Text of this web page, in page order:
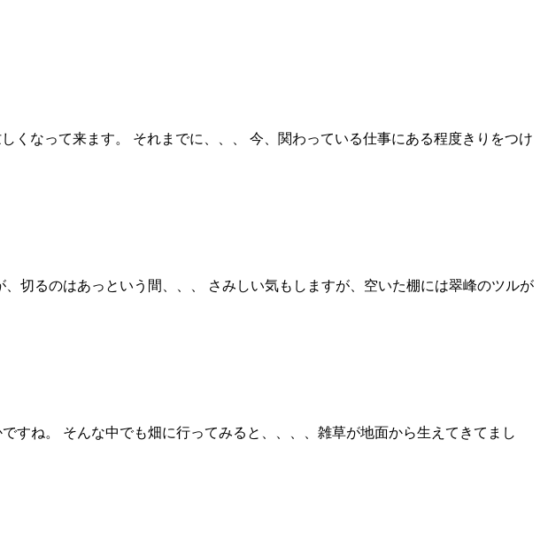
くなって来ます。 それまでに、、、 今、関わっている仕事にある程度きりをつけ
切るのはあっという間、、、 さみしい気もしますが、空いた棚には翠峰のツルが
すね。 そんな中でも畑に行ってみると、、、、雑草が地面から生えてきてまし